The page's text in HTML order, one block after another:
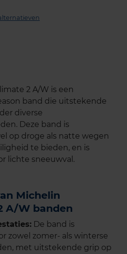
2 A/W is een
band die uitstekende
diverse
Deze band is
op droge als natte wegen
te bieden, en is
lichte sneeuwval.​
Michelin
A/W banden
De band is
zowel zomer- als winterse
met uitstekende grip op